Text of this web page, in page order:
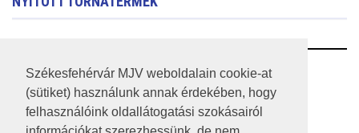
Székesfehérvár MJV weboldalain cookie-at
(sütiket) használunk annak érdekében, hogy
felhasználóink oldallátogatási szokásairól
RSS
A HONLAP 2017.03.31-I ÁLLAPOTA